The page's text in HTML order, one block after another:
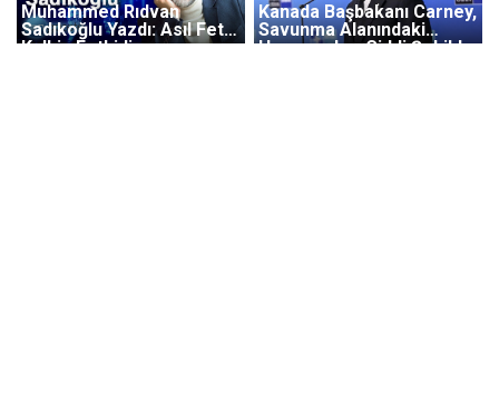
Muhammed Rıdvan
Sadıkoğlu Yazdı: Asıl Fetih
Kalbin Fethidir
Kanada Başbakanı Carney,
Savunma Alanındaki
Harcamaları Ciddi Şekilde